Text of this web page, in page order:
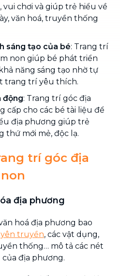
vui chơi và giúp trẻ hiểu về
văn hoá, truyền thống
sáng tạo của bé: Trang trí
non giúp bé phát triển
năng sáng tạo nhờ tự
trang trí yêu thích.
động: Trang trí góc địa
cấp cho các bé tài liệu để
địa phương giúp trẻ
thứ mới mẻ, độc lạ.
trí góc địa
địa phương
hoá địa phương bao
truyền, các vật dụng,
thống… mô tả các nét
địa phương.